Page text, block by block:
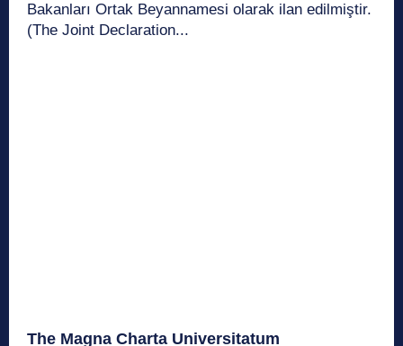
Bakanları Ortak Beyannamesi olarak ilan edilmiştir.
(The Joint Declaration...
The Magna Charta Universitatum